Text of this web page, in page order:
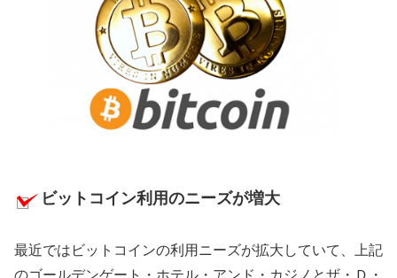
ビットコイン利用のニーズが増大
最近ではビットコインの利用ニーズが拡大していて、上記
のゴールデンゲート・ホテル・アンド・カジノとザ・Ｄ・